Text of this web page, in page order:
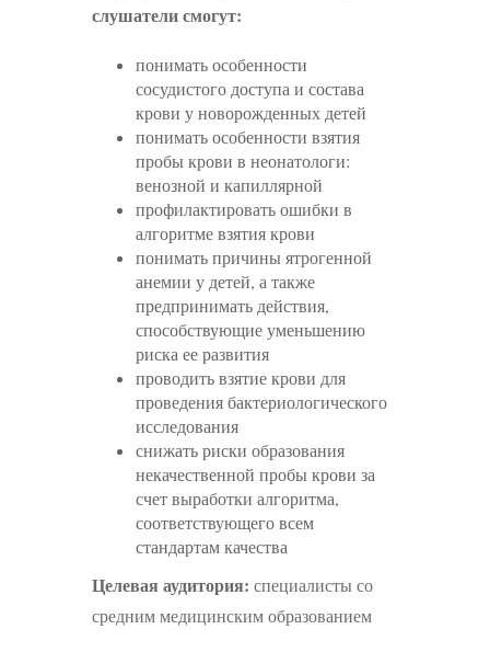
слушатели смогут:
понимать особенности
сосудистого доступа и состава
крови у новорожденных детей
понимать особенности взятия
пробы крови в неонатологи:
венозной и капиллярной
профилактировать ошибки в
алгоритме взятия крови
понимать причины ятрогенной
анемии у детей, а также
предпринимать действия,
способствующие уменьшению
риска ее развития
проводить взятие крови для
проведения бактериологического
исследования
снижать риски образования
некачественной пробы крови за
счет выработки алгоритма,
соответствующего всем
стандартам качества
Целевая аудитория: специалисты со
средним медицинским образованием